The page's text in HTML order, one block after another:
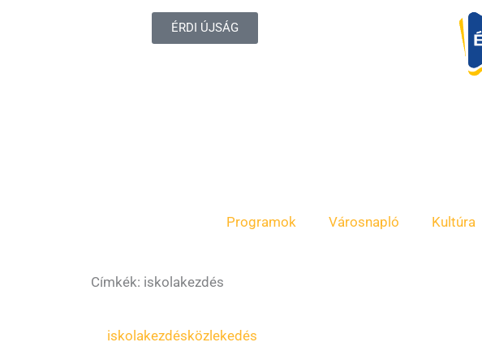
ÉRDI ÚJSÁG
Programok Városnapló Kultúra
Címkék: iskolakezdés
iskolakezdésközlekedés